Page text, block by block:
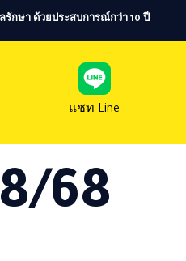
ลรักษา ด้วยประสบการณ์กว่า 10 ปี
แชท Line
68